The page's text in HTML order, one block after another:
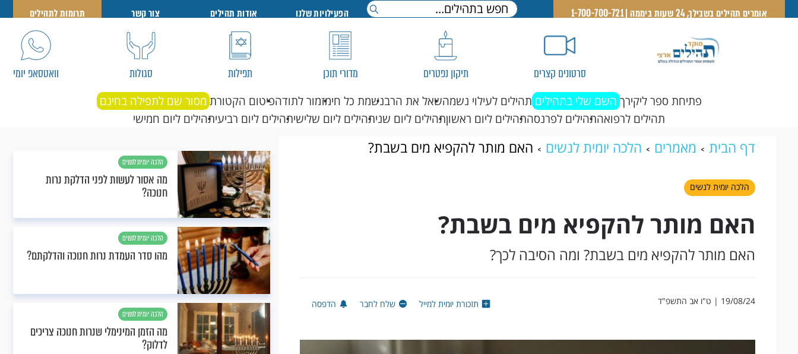
אומרים תהילים בשבילך, 24 שעות ביממה | 1-700-700-721 הפעילויות שלנו אודות תהילים צור קשר תרומות לתהילים
סרטונים קצרים תיקון נפטרים מדורי תוכן תפילות סגולות וואטסאפ יומי
פתיחת ספר ליקירך השם שלי בתהילים תהילים לעילוי נשמהשאל את הרבנשמת כל חימזמור לתודהפיטום הקטורת מסור שם לתפילה בחינם
תהילים לרפואהתהילים לפרנסהתהילים ליום ראשוןתהילים ליום שניתהילים ליום שלישיתהילים ליום רביעיתהילים ליום חמישי
דף הבית מאמרים הלכה יומית לנשים האם מותר להקפיא מים בשבת?
הלכה יומית לנשים
האם מותר להקפיא מים בשבת?
האם מותר להקפיא מים בשבת? ומה הסיבה לכך?
19/08/24 | ט"ו אב התשפ"ד תזכורת יומית למייל שלח לחבר הדפסה
הלכה יומית לנשים
מה אסור לעשות לפני הדלקת נרות
חנוכה?
הלכה יומית לנשים
מהו סדר העמדת נרות חנוכה והדלקתם?
הלכה יומית לנשים
מה הזמן המינימלי שנרות חנוכה צריכים
לדלוק?